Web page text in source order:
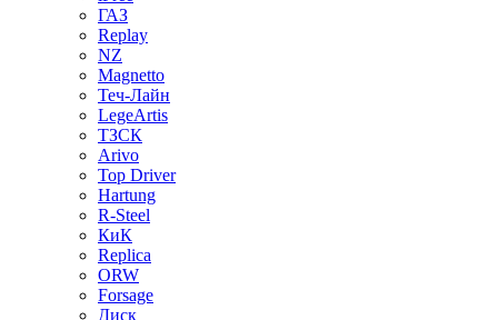
ГАЗ
Replay
NZ
Magnetto
Теч-Лайн
LegeArtis
ТЗСК
Arivo
Top Driver
Hartung
R-Steel
КиК
Replica
ORW
Forsage
Диск